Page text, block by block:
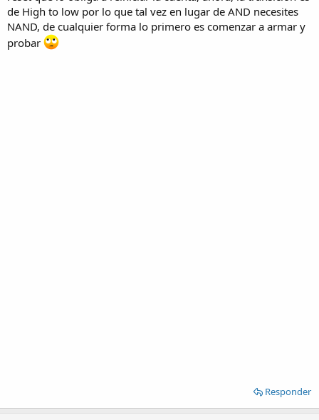
de High to low por lo que tal vez en lugar de AND necesites
NAND, de cualquier forma lo primero es comenzar a armar y
probar
Responder